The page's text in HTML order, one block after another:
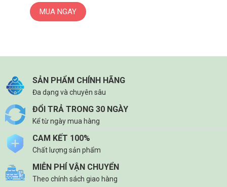
MUA NGAY
SẢN PHẨM CHÍNH HÃNG
Đa dạng và chuyên sâu
ĐỔI TRẢ TRONG 30 NGÀY
Kể từ ngày mua hàng
CAM KẾT 100%
Chất lượng sản phẩm
MIỄN PHÍ VẬN CHUYỂN
Theo chính sách giao hàng